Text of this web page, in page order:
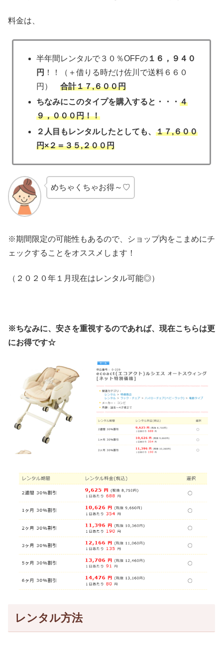
料金は、
半年間レンタルで３０％OFFの１６，９４０
円 ！！（＋借りる時だけ佐川で送料６６０
円）
合計１７,６００円
ちなみにこのタイプを購入すると・・・ ４
９，０００円！！
２人目もレンタルしたとしても、 １７,６００
円×２＝３５,２００円
めちゃくちゃお得～♡
※期間限定の可能性もあるので、ショップ内をこまめにチ
ェックすることをオススメします！
（２０２０年１月現在はレンタル可能◎）
※ちなみに、安さを重視するのであれば、現在こちらは更
にお得です☆
レンタル方法